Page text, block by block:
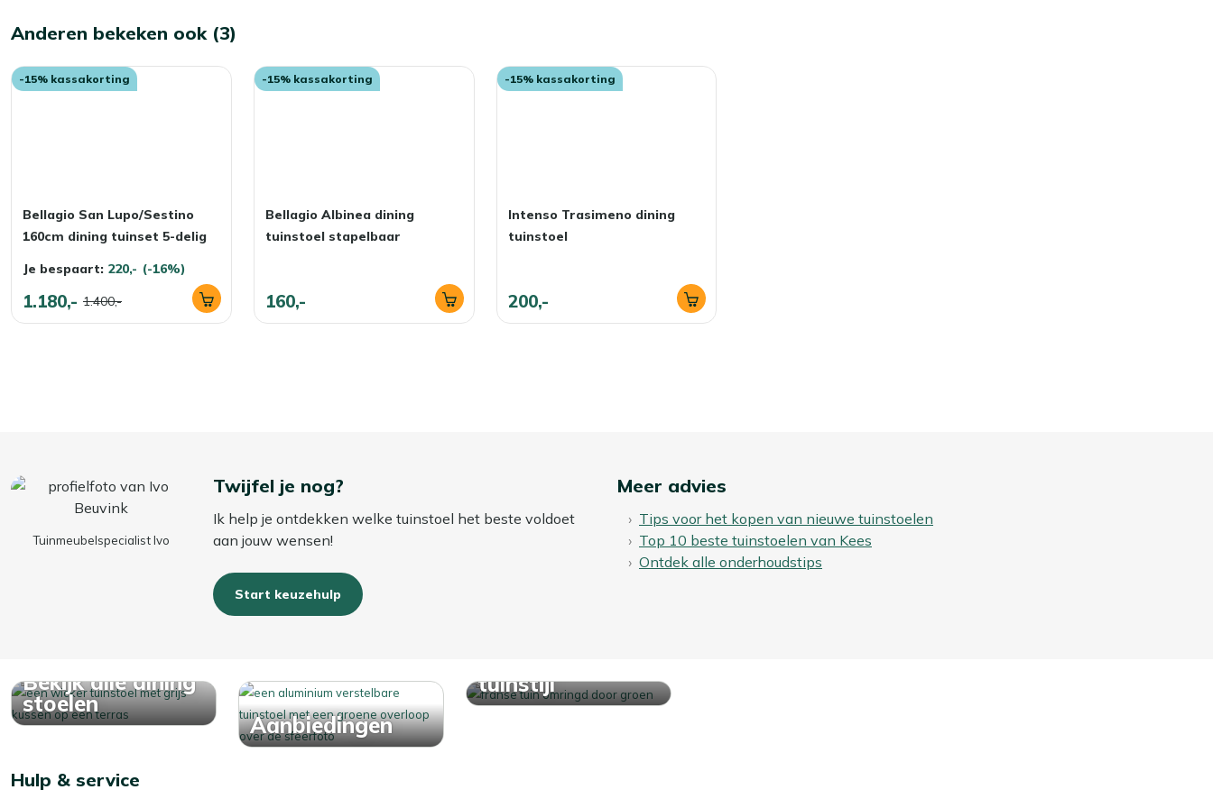
Anderen bekeken ook (3)
-15% kassakorting
Bellagio San Lupo/Sestino
160cm dining tuinset 5-delig
Je bespaart: 220,- (-16%)
1.180,- 1.400,-
-15% kassakorting
Bellagio Albinea dining
tuinstoel stapelbaar
160,-
-15% kassakorting
Intenso Trasimeno dining
tuinstoel
200,-
Tuinmeubelspecialist Ivo
Twijfel je nog?
Ik help je ontdekken welke tuinstoel het beste voldoet
aan jouw wensen!
Start keuzehulp
Meer advies
Tips voor het kopen van nieuwe tuinstoelen
Top 10 beste tuinstoelen van Kees
Ontdek alle onderhoudstips
Bekijk alle dining
stoelen
Aanbiedingen
tuinstijl
Hulp & service